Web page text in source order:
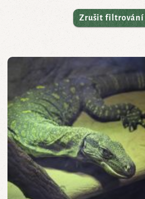
Zrušit filtrování